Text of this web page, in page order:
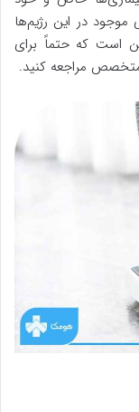
در این رژیم‌ها
است که حتماً برای
متخصص مراجعه کنید.